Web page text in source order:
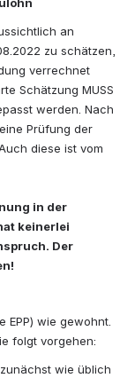
an
zu schätzen,
verrechnet
Schätzung MUSS
werden. Nach
Prüfung der
diese ist vom
in der
keinerlei
Der
wie gewohnt.
folgt vorgehen:
wie üblich